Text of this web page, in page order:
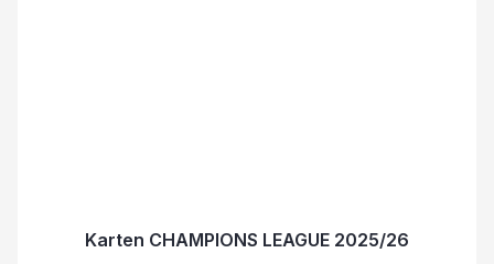
Karten CHAMPIONS LEAGUE 2025/26